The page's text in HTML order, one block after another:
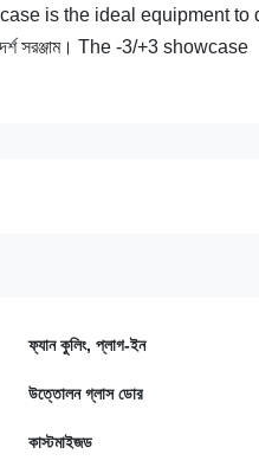
is the ideal equipment
সরঞ্জাম। The -3/+3 showcase
ফ্যান কুলিং, প্লাগ-ইন
উত্তোলন গ্লাস ডোর
কাস্টমাইজড